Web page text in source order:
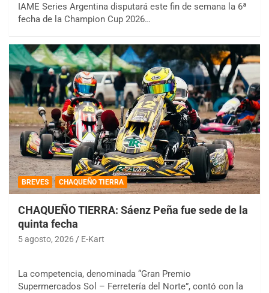
IAME Series Argentina disputará este fin de semana la 6ª
fecha de la Champion Cup 2026…
BREVES CHAQUEÑO TIERRA
CHAQUEÑO TIERRA: Sáenz Peña fue sede de la
quinta fecha
5 agosto, 2026 E-Kart
La competencia, denominada “Gran Premio
Supermercados Sol – Ferretería del Norte”, contó con la